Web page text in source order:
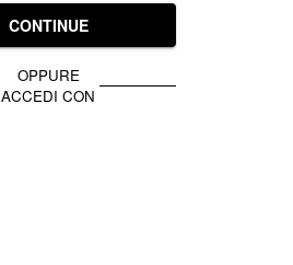
CONTINUE
OPPURE
ACCEDI CON